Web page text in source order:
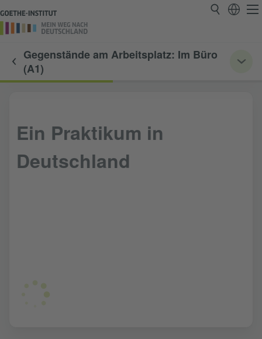
Gegenstände am Arbeitsplatz: Im Büro
(A1)
Ein Praktikum in
Deutschland